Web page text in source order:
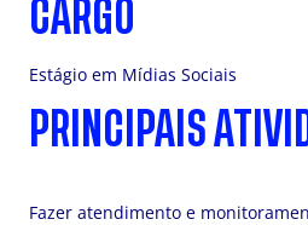
CARGO
Estágio em Mídias Sociais
PRINCIPAIS
Fazer atendimento e